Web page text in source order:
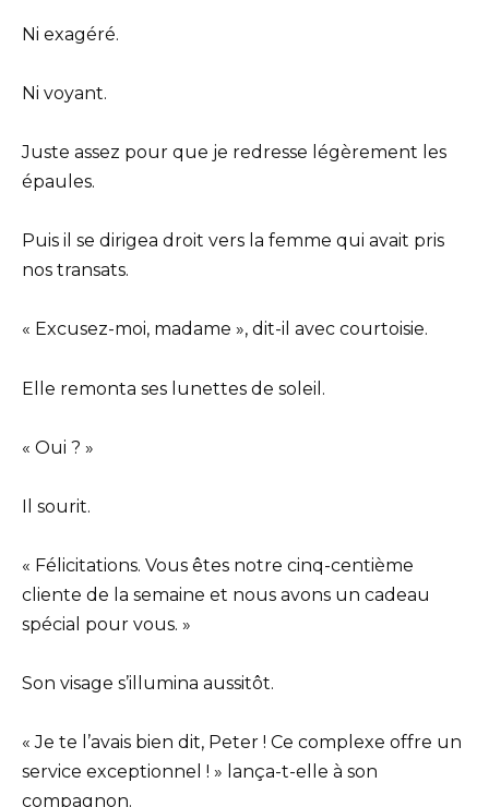
Ni exagéré.
Ni voyant.
Juste assez pour que je redresse légèrement les
épaules.
Puis il se dirigea droit vers la femme qui avait pris
nos transats.
« Excusez-moi, madame », dit-il avec courtoisie.
Elle remonta ses lunettes de soleil.
« Oui ? »
Il sourit.
« Félicitations. Vous êtes notre cinq-centième
cliente de la semaine et nous avons un cadeau
spécial pour vous. »
Son visage s’illumina aussitôt.
« Je te l’avais bien dit, Peter ! Ce complexe offre un
service exceptionnel ! » lança-t-elle à son
compagnon.